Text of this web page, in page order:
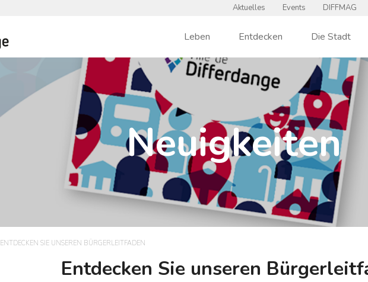
Aktuelles Events DIFFMAG
Leben Entdecken Die Stadt
Neuigkeiten
ENTDECKEN SIE UNSEREN BÜRGERLEITFADEN
Entdecken Sie unseren